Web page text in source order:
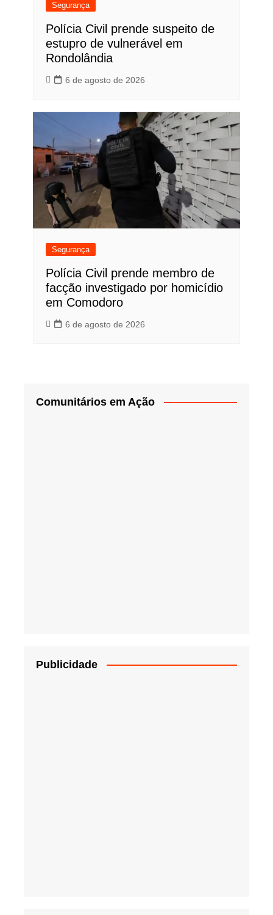
Segurança
Polícia Civil prende suspeito de
estupro de vulnerável em
Rondolândia
6 de agosto de 2026
Segurança
Polícia Civil prende membro de
facção investigado por homicídio
em Comodoro
6 de agosto de 2026
Comunitários em Ação
Publicidade